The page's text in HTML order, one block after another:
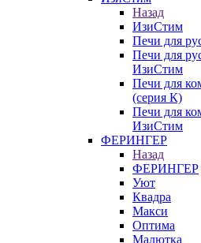
Назад
ИзиСтим
Печи для
Печи для
ИзиСтим
Печи для
(серия К)
Печи для
ИзиСтим
ФЕРИНГЕР
Назад
ФЕРИНГЕР
Уют
Квадра
Макси
Оптима
Малютка